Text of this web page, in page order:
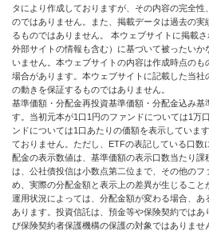
タにより作成しておりますが、その内容の完全
のではありません。また、掲載データは過去の
るものではありません。 本ウェブサイトに掲載
外部サイトの情報も含む）に基づいて被ったい
いません。本ウェブサイトの内容は作成時点の
場合があります。本ウェブサイトに記載した当
の動きを保証するものではありません。
基準価額・分配金再投資基準価額・分配金込み
す。当初元本が1口1円のファンドについては1万
ンドについては1口あたりの価額を表示していま
ておりません。ただし、ETFの表記している口数
配金の表示数値は、基準価額の表示口数当たり
は、公社債投信は小数点第二位まで、その他のフ
め、実際の分配金額と表示上の差異が生じること
運用状況によっては、分配金額が変わる場合、
あります。投資信託は、預金等や保険契約では
び保険契約者保護機構の保護の対象ではありませ